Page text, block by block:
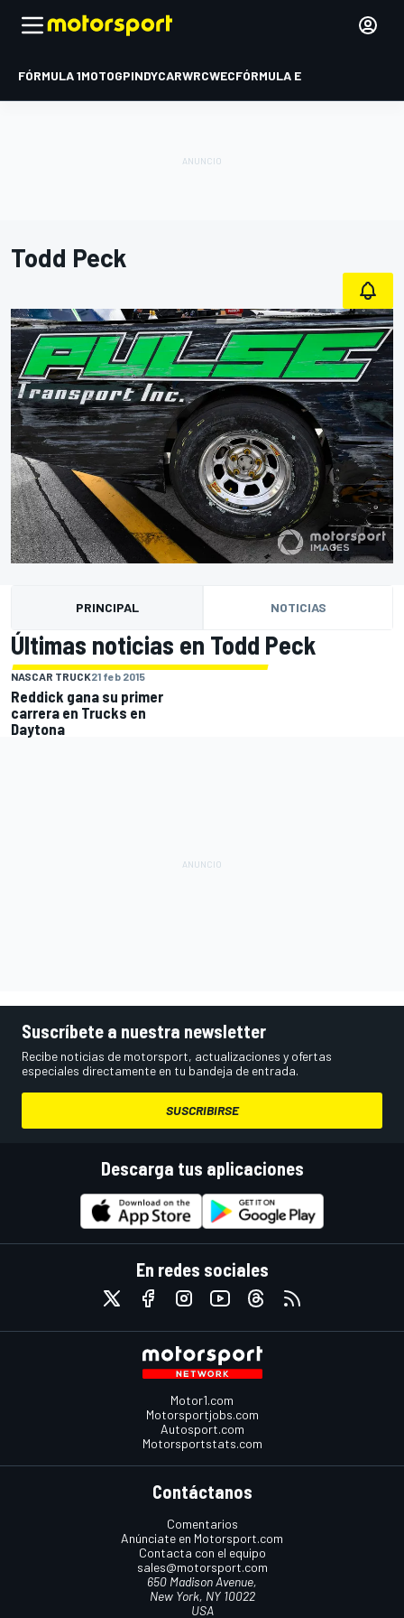
FÓRMULA 1MOTOGPINDYCARWRCWECFÓRMULA E
Todd Peck
PRINCIPAL NOTICIAS
Últimas noticias en Todd Peck
NASCAR TRUCK21 feb 2015
Reddick gana su primer
carrera en Trucks en
Daytona
Suscríbete a nuestra newsletter
Recibe noticias de motorsport, actualizaciones y ofertas
especiales directamente en tu bandeja de entrada.
SUSCRIBIRSE
Descarga tus aplicaciones
En redes sociales
Motor1.com
Motorsportjobs.com
Autosport.com
Motorsportstats.com
Contáctanos
Comentarios
Anúnciate en Motorsport.com
Contacta con el equipo
sales@motorsport.com
650 Madison Avenue,
New York, NY 10022
USA